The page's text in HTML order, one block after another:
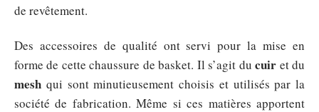
de revêtement.
Des accessoires de qualité ont servi pour la mise en
forme de cette chaussure de basket. Il s’agit ducuir et du
mesh qui sont minutieusement choisis et utilisés par la
société de fabrication. Même si ces matières apportent